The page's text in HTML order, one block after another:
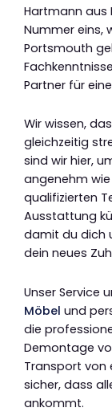
Hartmann aus
Nummer eins,
Portsmouth
Partner für
Wir wissen,
gleichzeitig
sind wir hier,
angenehm
qualifizierten
Ausstattung
damit du dich
dein neues
Unser Service
Möbel und
die
Demontage
Transport von
sicher, dass
ankommt.